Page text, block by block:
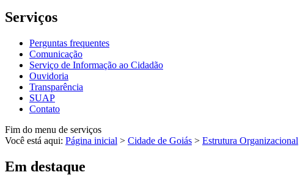
Serviços
Perguntas frequentes
Comunicação
Serviço de Informação ao Cidadão
Ouvidoria
Transparência
SUAP
Contato
Fim do menu de serviços
Você está aqui: Página inicial > Cidade de Goiás > Estrutura Organizacional
Em destaque